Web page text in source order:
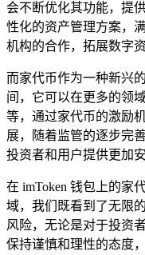
会不断优化其功能，提
性化的资产管理方案，
机构的合作，拓展数字
而家代币作为一种新兴
间，它可以在更多的领
等，通过家代币的激励
展，随着监管的逐步完
投资者和用户提供更加
在 imToken 钱包上的家
域，我们既看到了无限
风险，无论是对于投资
保持谨慎和理性的态度